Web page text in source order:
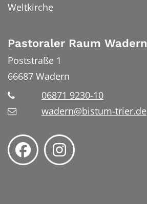
Weltkirche
Pastoraler Raum Wadern
Poststraße 1
66687 Wadern
06871 9230-10
wadern@bistum-trier.de